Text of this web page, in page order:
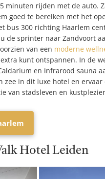
minuten rijden met de auto.
goed te bereiken met het
bus 300 richting Haarlem
de sprinter naar Zandvoort
van een moderne
kunt ontspannen. In de
en Infrarood sauna
zee in dit luxe hotel en ervaar
van stadsleven en
Hotel Leiden